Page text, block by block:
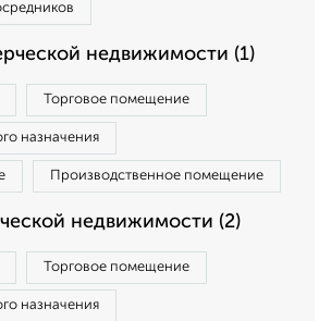
недвижимости (1)
Торговое помещение
назначения
Производственное помещение
недвижимости (2)
Торговое помещение
назначения